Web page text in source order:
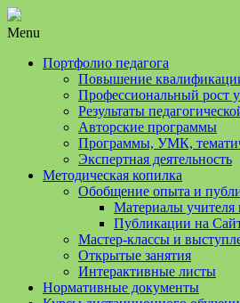
Menu
Портфолио педагога
Повышение
Профессиональный рост
Результаты
Авторские программы
Программы, УМК,
Экспертная деятельность
Методическая копилка
Обобщение опыта и
Материалы
Публикации на
Мастер-классы и
Открытые занятия
Интерактивные листы
Нормативные документы